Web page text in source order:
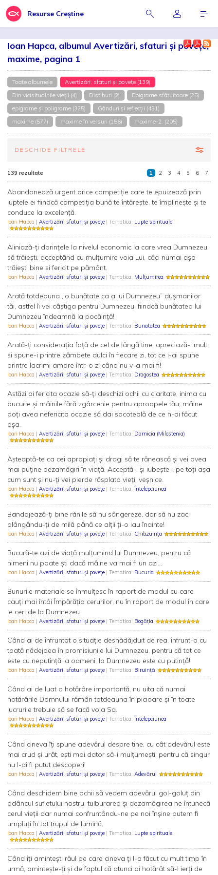
Resurse Creștine
Ioan Hapca, albumul Avertizări, sfaturi și povețe,
maxime, pagina 1
Toate albumele
Avertizări, sfaturi și povețe (139)
Din vicisitudinile vieții (4)
Distihuri (2)
Epigrame sfătuitoare (25)
epigrame și poligrame (325)
Gânduri și reflecții (431)
maxime (577)
maxime în versuri (156) maxime-2. (205)
DESCHIDE FILTRELE
139 rezultate 1 2 3 4 5 6 7
Abandonează urgent orice competiție care te epuizează prin
luptele ei fiindcă competiția bună te întărește, te împlinește și te
conduce la excelență.
Ioan Hapca | Avertizări, sfaturi și povețe | Tematica: Lupte spirituale
Aliniază-ți dorințele la nivelul economic la care vrea Dumnezeu
să trăiești, acceptând cu mulțumire voia Lui, căci numai așa
trăiești bine și fericit pe pământ.
Ioan Hapca | Avertizări, sfaturi și povețe | Tematica: Mulțumirea
Arată totdeauna ,,o bunătate ca a lui Dumnezeu” dușmanilor
tăi, astfel îi vei câștiga pentru Dumnezeu, fiindcă bunătatea lui
Dumnezeu îndeamnă la pocăință!
Ioan Hapca | Avertizări, sfaturi și povețe | Tematica: Bunatatea
Arată-ți considerația față de cel de lângă tine, apreciază-l mult
și spune-i printre zâmbete dulci în fiecare zi, tot ce i-ai spune
printre lacrimi amare într-o zi când nu v-a mai fi!
Ioan Hapca | Avertizări, sfaturi și povețe | Tematica: Dragostea
Astăzi ai fericita ocazie să-ți deschizi ochii cu claritate, inima cu
bucurie și mâinile fără zgârcenie pentru aproapele tău; mâine
poți avea nefericita ocazie să dai socoteală de ce n-ai făcut
așa.
Ioan Hapca | Avertizări, sfaturi și povețe | Tematica: Darnicia (Milostenia)
Așteaptă-te ca cei apropiați și dragi să te rănească și vei avea
mai puține dezamăgiri în viață. Acceptă-i și iubește-i pe toți așa
cum sunt și nu-ți vei pierde răsplata vieții veșnice.
Ioan Hapca | Avertizări, sfaturi și povețe | Tematica: Întelepciunea
Bandajează-ți bine rănile să nu sângereze, dar să nu zaci
plângându-ți de milă până ce alții ți-o iau înainte!
Ioan Hapca | Avertizări, sfaturi și povețe | Tematica: Chibzuința
Bucură-te azi de viață mulțumind lui Dumnezeu, pentru că
nimeni nu poate ști dacă mâine va mai fi un azi...
Ioan Hapca | Avertizări, sfaturi și povețe | Tematica: Bucuria
Bunurile materiale se înmulțesc în raport de modul cu care
cauți mai întâi Împărăția cerurilor, nu în raport de modul în care
le ceri de la Dumnezeu.
Ioan Hapca | Avertizări, sfaturi și povețe | Tematica: Bogăția
Când ai de înfruntat o situație desnădăjduit de rea, înfrunt-o cu
toată nădejdea în promisiunile lui Dumnezeu, pentru că tot ce
este cu neputință la oameni, la Dumnezeu este cu putință!
Ioan Hapca | Avertizări, sfaturi și povețe | Tematica: Biruință
Când ai de luat o hotărâre importantă, nu uita că numai
hotărârile Domnului rămân totdeauna în picioare și în toate
lucrurile trebuie să se facă voia Sa.
Ioan Hapca | Avertizări, sfaturi și povețe | Tematica: Întelepciunea
Când cineva îți spune adevărul despre tine, cu cât adevărul este
mai crud și urât, ești mai dator să-i mulțumești, pentru că singur
nu l-ai fi putut descoperi!
Ioan Hapca | Avertizări, sfaturi și povețe | Tematica: Adevărul
Când deschidem bine ochii să vedem adevărul gol-goluț din
adâncul sufletului nostru, tulburarea și dezamăgirea ne întunecă
cerul vieții dar numai confruntându-ne pe noi înșine putem fi
umpluți în tot trupul de lumină.
Ioan Hapca | Avertizări, sfaturi și povețe | Tematica: Lupte spirituale
Când îți amintești răul pe care cineva ți l-a făcut cu mult timp în
urmă, amintește-ți și de faptul că atunci ai hotărât să-l ierți de